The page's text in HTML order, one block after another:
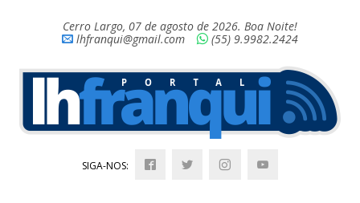
Cerro Largo, 07 de agosto de 2026. Boa Noite!
lhfranqui@gmail.com
(55) 9.9982.2424
SIGA-NOS: